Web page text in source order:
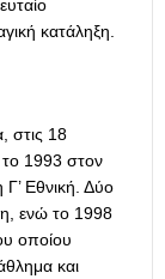
κατάληξη.
στις 18
1993 στον
Γ’ Εθνική. Δύο
ενώ το 1998
οποίου
και